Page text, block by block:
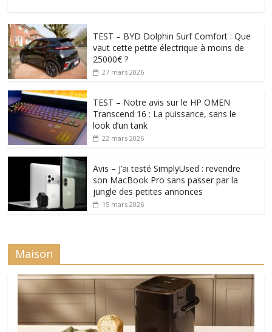
TEST – BYD Dolphin Surf Comfort : Que
vaut cette petite électrique à moins de
25000€ ?
27 mars 2026
TEST – Notre avis sur le HP OMEN
Transcend 16 : La puissance, sans le
look d’un tank
22 mars 2026
Avis – J’ai testé SimplyUsed : revendre
son MacBook Pro sans passer par la
jungle des petites annonces
15 mars 2026
Maison